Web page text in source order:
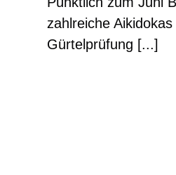
zahlreiche
Gürtelprüfung [...]